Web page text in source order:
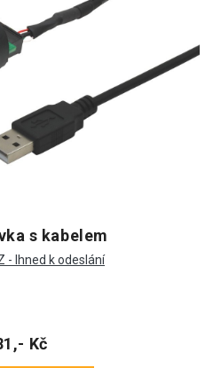
s kabelem
- Ihned k odeslání
Kč